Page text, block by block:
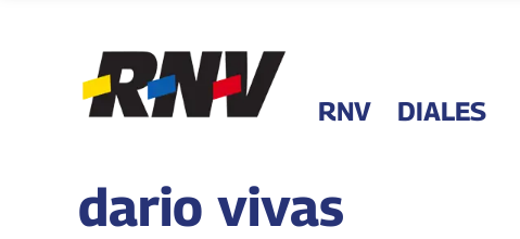
RNV DIALES
dario vivas